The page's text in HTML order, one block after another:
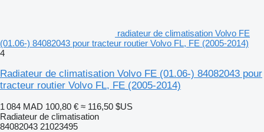
radiateur de climatisation Volvo FE
(01.06-) 84082043 pour tracteur routier Volvo FL, FE (2005-2014)
4
Radiateur de climatisation Volvo FE (01.06-) 84082043 pour
tracteur routier Volvo FL, FE (2005-2014)
1 084 MAD 100,80 € ≈ 116,50 $US
Radiateur de climatisation
84082043 21023495